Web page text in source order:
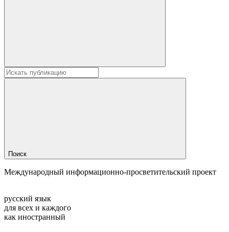
Поиск
Международный информационно-просветительский проект
русский язык
для всех и каждого
как иностранный